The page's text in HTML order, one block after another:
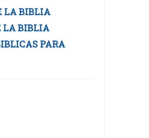
LA BIBLIA
LA BIBLIA
PARA